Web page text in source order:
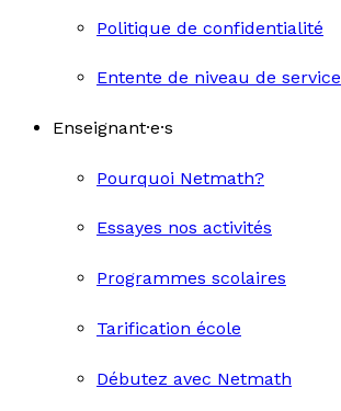
Politique de confidentialité
Entente de niveau de service
Enseignant·e·s
Pourquoi Netmath?
Essayes nos activités
Programmes scolaires
Tarification école
Débutez avec Netmath